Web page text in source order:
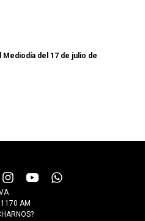
Mediodía del 17 de julio de
AM